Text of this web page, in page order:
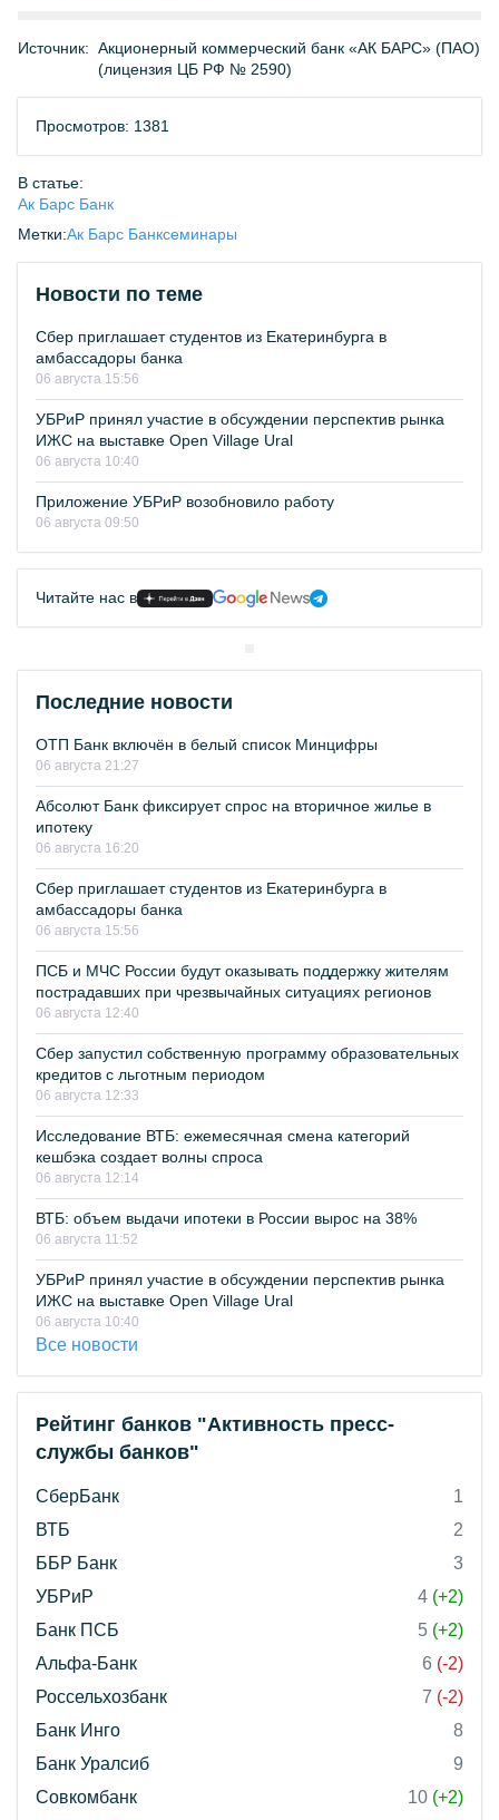
Источник: Акционерный коммерческий банк «АК БАРС» (ПАО)
(лицензия ЦБ РФ № 2590)
Просмотров: 1381
В статье:
Ак Барс Банк
Метки:Ак Барс Банксеминары
Новости по теме
Сбер приглашает студентов из Екатеринбурга в
амбассадоры банка
06 августа 15:56
УБРиР принял участие в обсуждении перспектив рынка
ИЖС на выставке Open Village Ural
06 августа 10:40
Приложение УБРиР возобновило работу
06 августа 09:50
Читайте нас в
Последние новости
ОТП Банк включён в белый список Минцифры
06 августа 21:27
Абсолют Банк фиксирует спрос на вторичное жилье в
ипотеку
06 августа 16:20
Сбер приглашает студентов из Екатеринбурга в
амбассадоры банка
06 августа 15:56
ПСБ и МЧС России будут оказывать поддержку жителям
пострадавших при чрезвычайных ситуациях регионов
06 августа 12:40
Сбер запустил собственную программу образовательных
кредитов с льготным периодом
06 августа 12:33
Исследование ВТБ: ежемесячная смена категорий
кешбэка создает волны спроса
06 августа 12:14
ВТБ: объем выдачи ипотеки в России вырос на 38%
06 августа 11:52
УБРиР принял участие в обсуждении перспектив рынка
ИЖС на выставке Open Village Ural
06 августа 10:40
Все новости
Рейтинг банков "Активность пресс-
службы банков"
СберБанк
1
ВТБ
2
ББР Банк
3
УБРиР
4 (+2)
Банк ПСБ
5 (+2)
Альфа-Банк
6 (-2)
Россельхозбанк
7 (-2)
Банк Инго
8
Банк Уралсиб
9
Совкомбанк
10 (+2)